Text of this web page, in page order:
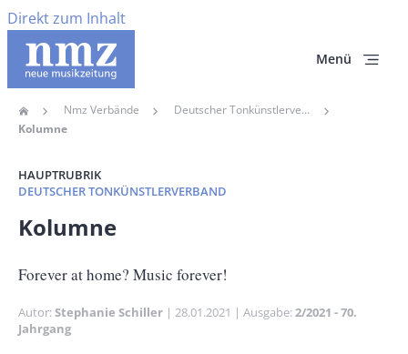
Direkt zum Inhalt
Menü
Pfadnavigation
Home Nmz Verbände
Deutscher Tonkünstlerverband
Kolumne
HAUPTRUBRIK
DEUTSCHER TONKÜNSTLERVERBAND
Banner
Size
Kolumne
Untertitel
Forever at home? Music forever!
Autor Stephanie Schiller Publikationsdatum
28.01.2021 Ausgabe 2/2021 - 70.
Jahrgang